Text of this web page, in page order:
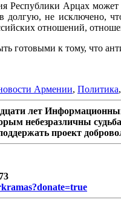
Республики Арцах может
не исключено,
отношений,
готовыми к тому, что
Армении, Политика,
лет
небезразличны
проект